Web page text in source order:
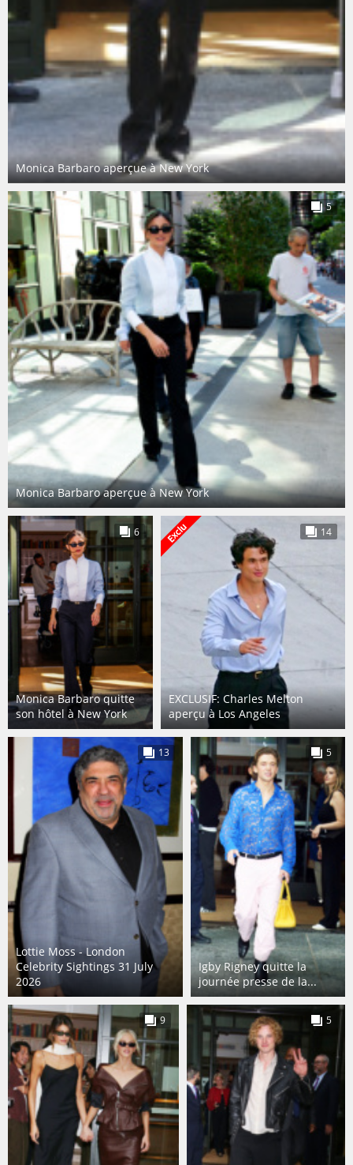
Monica Barbaro aperçue à New York
Monica Barbaro aperçue à New York
5
Monica Barbaro quitte
son hôtel à New York
6
EXCLUSIF: Charles Melton
aperçu à Los Angeles
14
Lottie Moss - London
Celebrity Sightings 31 July
2026
13
Igby Rigney quitte la
journée presse de la...
5
9 5